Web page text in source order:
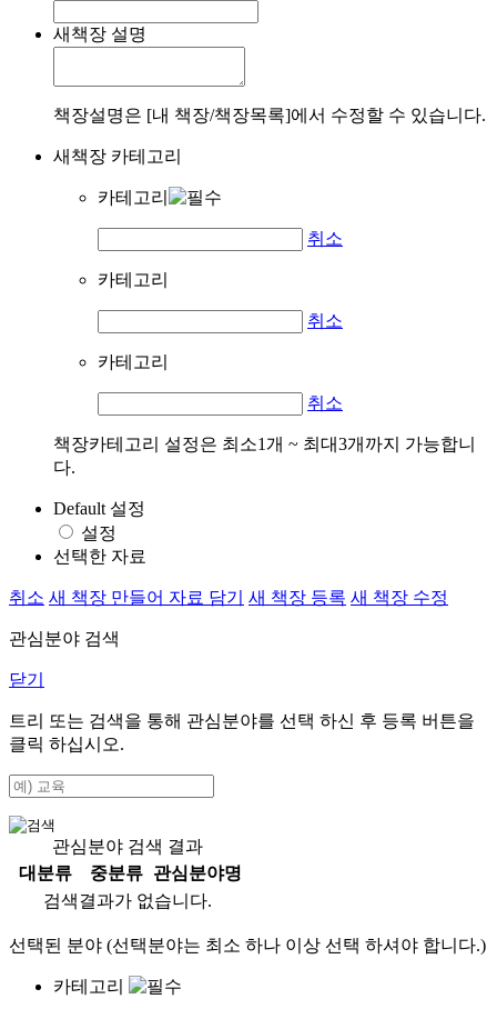
새책장 설명
책장설명은 [내 책장/책장목록]에서 수정할 수 있습니다.
새책장 카테고리
카테고리
취소
카테고리
취소
카테고리
취소
책장카테고리 설정은 최소1개 ~ 최대3개까지 가능합니
다.
Default 설정
설정
선택한 자료
취소 새 책장 만들어 자료 담기 새 책장 등록 새 책장 수정
관심분야 검색
닫기
트리 또는 검색을 통해 관심분야를 선택 하신 후 등록 버튼을
클릭 하십시오.
관심분야 검색 결과
대분류
중분류
관심분야명
검색결과가 없습니다.
선택된 분야 (선택분야는 최소 하나 이상 선택 하셔야 합니다.)
카테고리